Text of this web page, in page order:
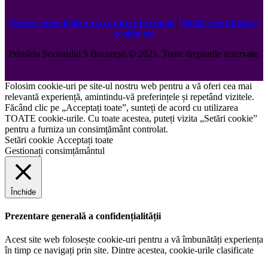
Prelucrarea datelor cu caracter personal | Politica de utilizare
cookie-uri
Primăria Sectorului 5 București ©️2021. Toate drepturile rezervate.
Folosim cookie-uri pe site-ul nostru web pentru a vă oferi cea mai
relevantă experiență, amintindu-vă preferințele și repetând vizitele.
Făcând clic pe „Acceptați toate”, sunteți de acord cu utilizarea
TOATE cookie-urile. Cu toate acestea, puteți vizita „Setări cookie”
pentru a furniza un consimțământ controlat.
Setări cookie Acceptați toate
Gestionați consimțământul
Închide
Prezentare generală a confidențialității
Acest site web folosește cookie-uri pentru a vă îmbunătăți experiența
în timp ce navigați prin site. Dintre acestea, cookie-urile clasificate